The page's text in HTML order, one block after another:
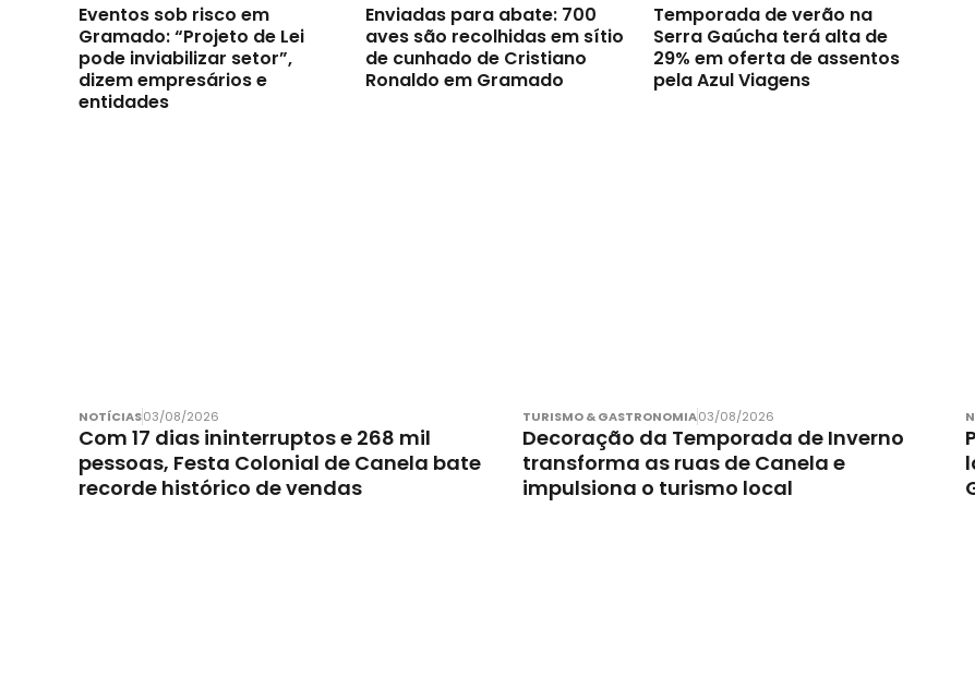
Eventos sob risco em
Gramado: “Projeto de Lei
pode inviabilizar setor”,
dizem empresários e
entidades
Enviadas para abate: 700
aves são recolhidas em sítio
de cunhado de Cristiano
Ronaldo em Gramado
Temporada de verão na
Serra Gaúcha terá alta de
29% em oferta de assentos
pela Azul Viagens
NOTÍCIAS03/08/2026
Com 17 dias ininterruptos e 268 mil
pessoas, Festa Colonial de Canela bate
recorde histórico de vendas
TURISMO & GASTRONOMIA03/08/2026
Decoração da Temporada de Inverno
transforma as ruas de Canela e
impulsiona o turismo local